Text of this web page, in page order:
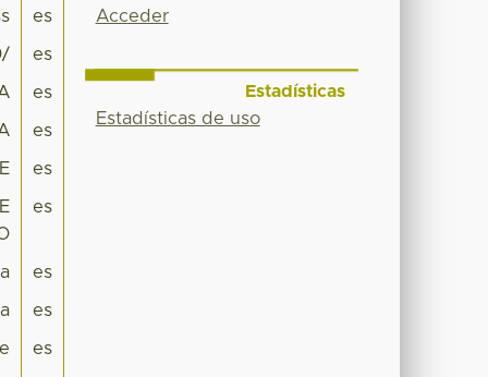
es
es
es
es
es
es
es
es
es
Acceder
Estadísticas
Estadísticas de uso